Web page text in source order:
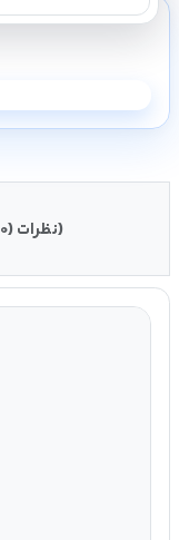
نظرات (0)